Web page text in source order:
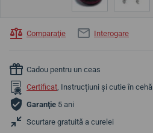
Comparaţie Interogare
Cadou pentru un ceas
Certificat, Instrucțiuni și cutie în cehă
Garanţie 5 ani
Scurtare gratuită a curelei